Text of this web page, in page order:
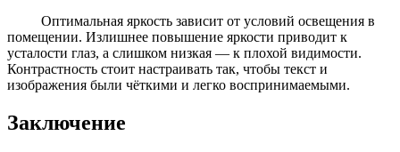
Оптимальная яркость зависит от условий освещения в
помещении. Излишнее повышение яркости приводит к
усталости глаз, а слишком низкая — к плохой видимости.
Контрастность стоит настраивать так, чтобы текст и
изображения были чёткими и легко воспринимаемыми.
Заключение